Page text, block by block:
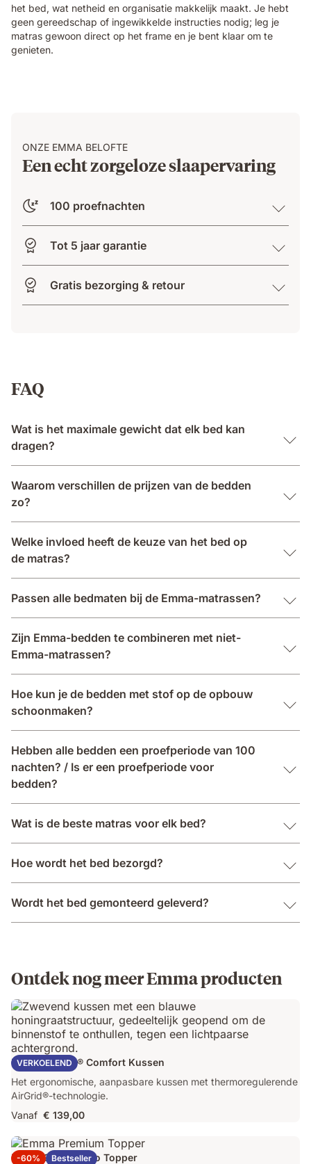
het bed, wat netheid en organisatie makkelijk maakt. Je hebt
geen gereedschap of ingewikkelde instructies nodig; leg je
matras gewoon direct op het frame en je bent klaar om te
genieten.
ONZE EMMA BELOFTE
Een echt zorgeloze slaapervaring
100 proefnachten
Tot 5 jaar garantie
Gratis bezorging & retour
FAQ
Wat is het maximale gewicht dat elk bed kan
dragen?
Waarom verschillen de prijzen van de bedden
zo?
Welke invloed heeft de keuze van het bed op
de matras?
Passen alle bedmaten bij de Emma-matrassen?
Zijn Emma-bedden te combineren met niet-
Emma-matrassen?
Hoe kun je de bedden met stof op de opbouw
schoonmaken?
Hebben alle bedden een proefperiode van 100
nachten? / Is er een proefperiode voor
bedden?
Wat is de beste matras voor elk bed?
Hoe wordt het bed bezorgd?
Wordt het bed gemonteerd geleverd?
Ontdek nog meer Emma producten
VERKOELEND
Emma AirGrid® Comfort Kussen
Het ergonomische, aanpasbare kussen met thermoregulerende
AirGrid®-technologie.
Vanaf € 139,00
-60% Bestseller
Emma Original Pro Topper